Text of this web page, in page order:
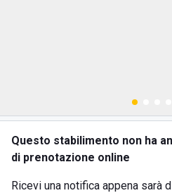
Questo stabilimento non ha
di prenotazione online
Ricevi una notifica appena sarà